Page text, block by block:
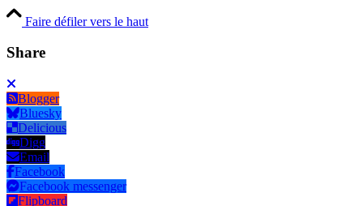
Faire défiler vers le haut
Share
Blogger
Bluesky
Delicious
Digg
Email
Facebook
Facebook messenger
Flipboard